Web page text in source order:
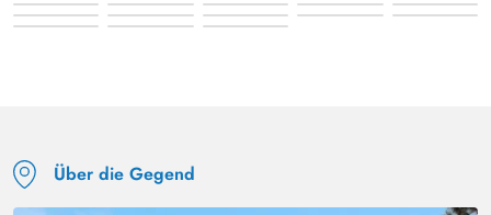
Über die Gegend